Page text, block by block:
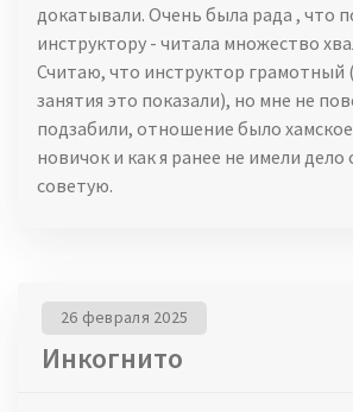
докатывали. Очень была рада , что
инструктору - читала множество
Считаю, что инструктор грамотный
занятия это показали), но мне не
подзабили, отношение было
новичок и как я ранее не имели дело
советую.
Инкогнито
26 февраля 2025